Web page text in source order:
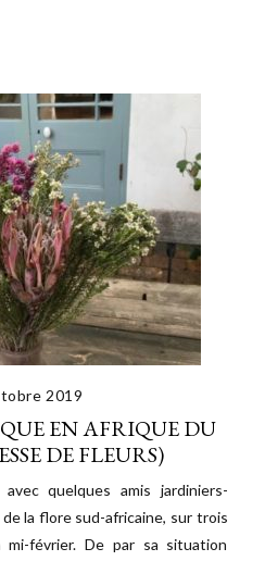
2019
EN AFRIQUE DU
DE FLEURS)
quelques amis jardiniers-
la flore sud-africaine, sur trois
février. De par sa situation